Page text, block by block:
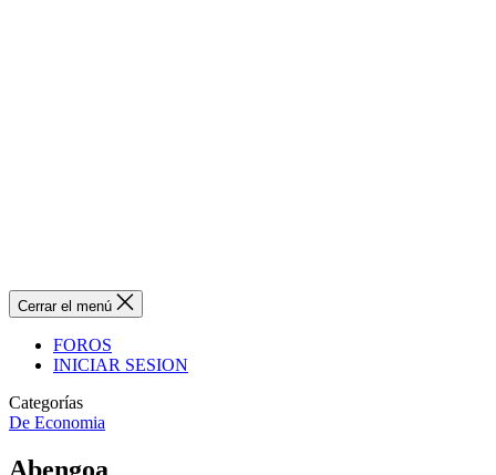
Cerrar el menú
FOROS
INICIAR SESION
Categorías
De Economia